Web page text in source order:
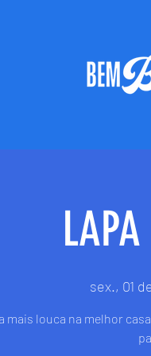
sex., 01
mais louca na melhor